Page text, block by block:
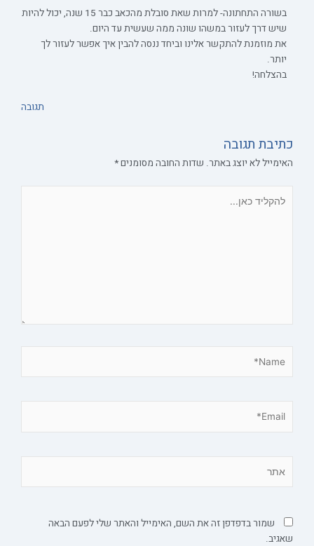
בשורה התחתונה- למרות שאת סובלת מהכאב כבר 15 שנה, יכול להיות
שיש דרך לעזור במשהו שונה ממה שעשית עד היום.
את מוזמנת להתקשר אלינו וביחד ננסה להבין איך אפשר לעזור לך
יותר.
בהצלחה!
תגובה
כתיבת תגובה
האימייל לא יוצג באתר. שדות החובה מסומנים*
כאן...
שמור בדפדפן זה את השם, האימייל והאתר שלי לפעם הבאה
שאגיב.